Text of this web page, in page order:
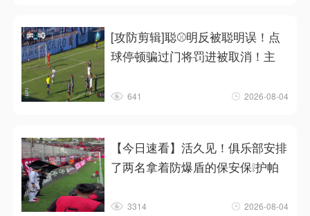
[攻防剪辑]聪⚾明反被聪明误！点
球停顿骗过门将罚进被取消！主
641 2026-08-04
【今日速看】活久见！俱乐部安排
了两名拿着防爆盾的保安保❕护帕
3314 2026-08-04